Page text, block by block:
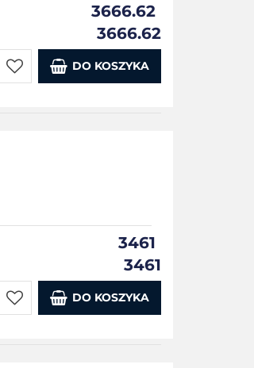
3666.62
3666.62
DO KOSZYKA
3461
3461
DO KOSZYKA